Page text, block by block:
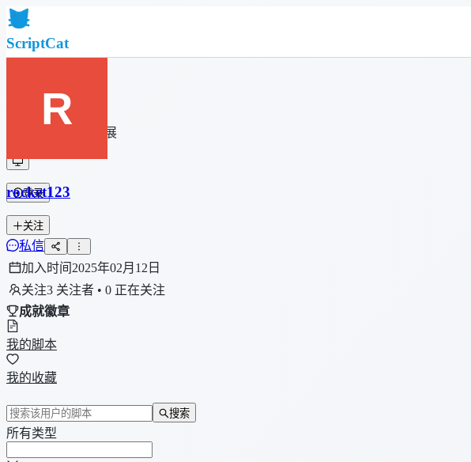
ScriptCat
社区
脚本列表
浏览器扩展
登录
rocket123
关注
私信
加入时间2025年02月12日
关注3 关注者 • 0 正在关注
成就徽章
我的脚本
我的收藏
搜索
所有类型